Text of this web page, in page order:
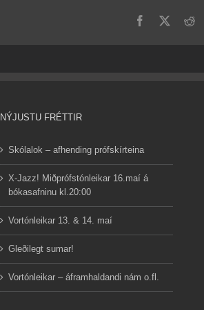
Facebook
NÝJUSTU FRÉTTIR
Skólalok – afhending prófskírteina
X-Jazz! Miðprófstónleikar 16.maí á
bókasafninu kl.20:00
Vortónleikar 13. & 14. maí
Gleðilegt sumar!
Vortónleikar – áframhaldandi nám o.fl.